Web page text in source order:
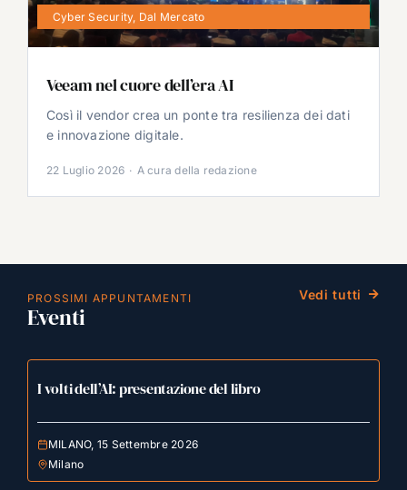
Cyber Security, Dal Mercato
Veeam nel cuore dell’era AI
Così il vendor crea un ponte tra resilienza dei dati
e innovazione digitale.
22 Luglio 2026 · A cura della redazione
PROSSIMI APPUNTAMENTI
Eventi
Vedi tutti
I volti dell’AI: presentazione del libro
MILANO, 15 Settembre 2026
Milano